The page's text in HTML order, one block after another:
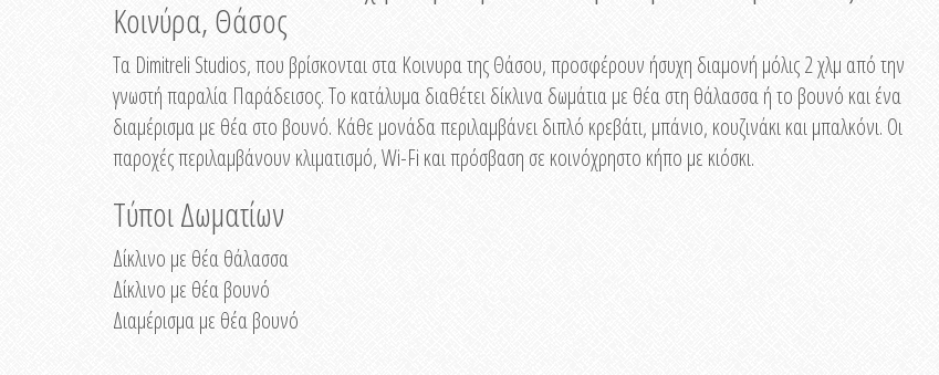
Κοινύρα, Θάσος
Τα Dimitreli Studios, που βρίσκονται στα Κοινυρα της Θάσου, προσφέρουν ήσυχη διαμονή μόλις 2 χλμ από την
γνωστή παραλία Παράδεισος. Το κατάλυμα διαθέτει δίκλινα δωμάτια με θέα στη θάλασσα ή το βουνό και ένα
διαμέρισμα με θέα στο βουνό. Κάθε μονάδα περιλαμβάνει διπλό κρεβάτι, μπάνιο, κουζινάκι και μπαλκόνι. Οι
παροχές περιλαμβάνουν κλιματισμό, Wi-Fi και πρόσβαση σε κοινόχρηστο κήπο με κιόσκι.
Τύποι Δωματίων
Δίκλινο με θέα θάλασσα
Δίκλινο με θέα βουνό
Διαμέρισμα με θέα βουνό